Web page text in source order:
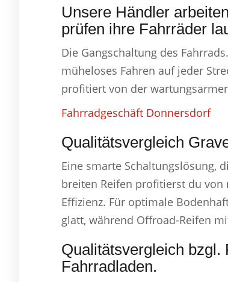
Unsere Händler
prüfen ihre Fahrräder
Die Gangschaltung des
müheloses Fahren auf jeder
profitiert von der
Fahrradgeschäft Donnersdorf
Qualitätsvergleich
Eine smarte Schaltungslösung,
breiten Reifen profitierst du
Effizienz. Für optimale
glatt, während Offroad-Reifen
Qualitätsvergleich bzgl.
Fahrradladen.